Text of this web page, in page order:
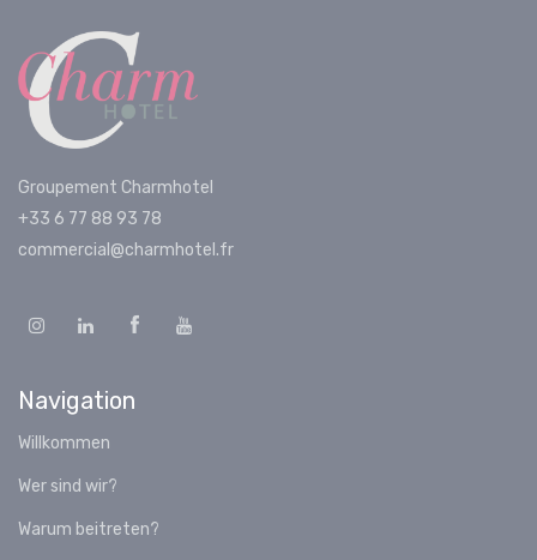
Groupement Charmhotel
+33 6 77 88 93 78
commercial@charmhotel.fr
Navigation
Willkommen
Wer sind wir?
Warum beitreten?